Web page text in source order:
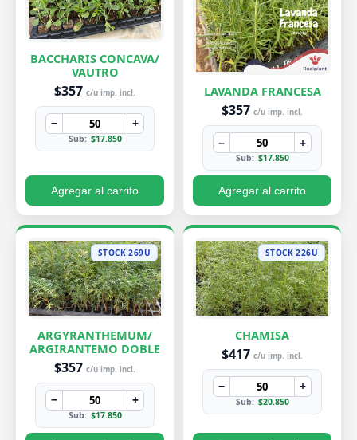
BACCHARIS CONCAVA/
VAUTRO
$357 c/u imp. incl.
− +
Sub: $17.850
Agregar al carrito
LAVANDA FRANCESA
$357 c/u imp. incl.
− +
Sub: $17.850
Agregar al carrito
STOCK 269U
ARGYRANTHEMUM/
ARGIRANTEMO DOBLE
$357 c/u imp. incl.
− +
Sub: $17.850
STOCK 226U
CHAMISA
$417 c/u imp. incl.
− +
Sub: $20.850